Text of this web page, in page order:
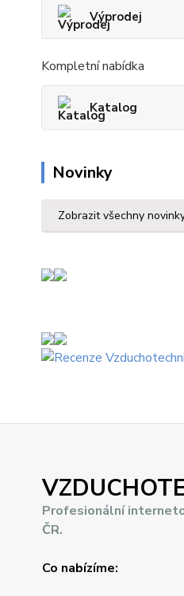
Výprodej
Kompletní nabídka
Katalog
Novinky
Zobrazit všechny
Profesionální
ČR.
Co nabízíme: